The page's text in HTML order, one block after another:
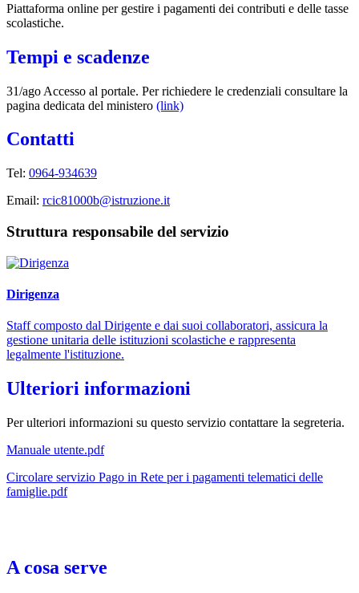
Piattaforma online per gestire i pagamenti dei contributi e delle tasse
scolastiche.
Tempi e scadenze
31/ago Accesso al portale. Per richiedere le credenziali consultare la
pagina dedicata del ministero (link)
Contatti
Tel: 0964-934639
Email: rcic81000b@istruzione.it
Struttura responsabile del servizio
Dirigenza
Staff composto dal Dirigente e dai suoi collaboratori, assicura la
gestione unitaria delle istituzioni scolastiche e rappresenta
legalmente l'istituzione.
Ulteriori informazioni
Per ulteriori informazioni su questo servizio contattare la segreteria.
Manuale utente.pdf
Circolare servizio Pago in Rete per i pagamenti telematici delle
famiglie.pdf
A cosa serve